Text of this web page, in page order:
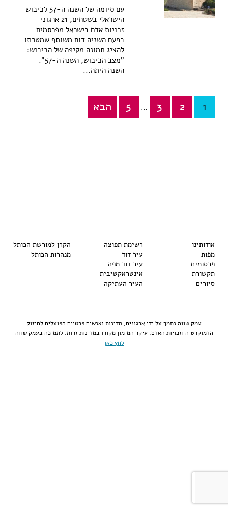
עם סיומה של השנה ה-57 לכיבוש
הישראלי בשטחים, 21 ארגוני
זכויות אדם בישראל מפרסמים
בפעם השניה דוח משותף שמטרתו
להציג תמונה מקיפה של הכיבוש:
"מצב הכיבוש, השנה ה-57".
השנה היתה...
Posts
pagination
1
2
3
…
5 הבא
אודותינו
מפות
פרסומים
תקשורת
סיורים
רשימת תפוצה
עיר דוד
עיר דוד מפה
אינטראקטיבית
העיר העתיקה
הקרן למורשת הכותל
מנהרות הכותל
עמק שווה נתמך על ידי ארגונים, מדינות ואנשים פרטיים הפועלים לחיזוק
הדמוקרטיה וזכויות האדם. עיקר המימון מקורו במדינות זרות. לתמיכה בעמק שווה
לחץ כאן